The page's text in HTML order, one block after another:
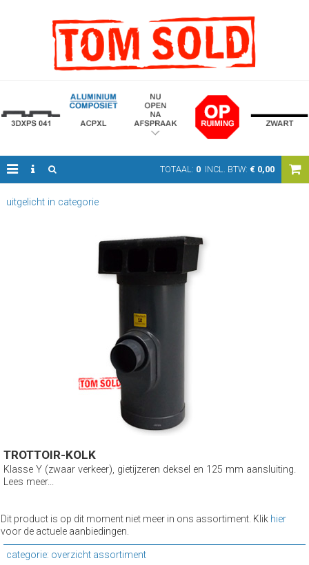
TOTAAL: 0 INCL. BTW: € 0,00
uitgelicht in categorie
TROTTOIR-KOLK
Klasse Y (zwaar verkeer), gietijzeren deksel en 125 mm aansluiting.
Lees meer...
Dit product is op dit moment niet meer in ons assortiment. Klik hier
voor de actuele aanbiedingen.
categorie: overzicht assortiment